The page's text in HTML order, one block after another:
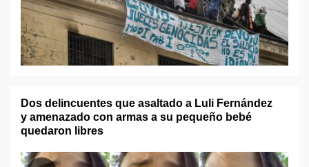
Dos delincuentes que asaltado a Luli Fernández
y amenazado con armas a su pequeño bebé
quedaron libres